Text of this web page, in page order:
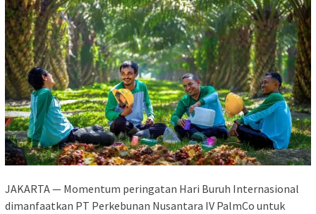
JAKARTA — Momentum peringatan Hari Buruh Internasional
dimanfaatkan PT Perkebunan Nusantara IV PalmCo untuk